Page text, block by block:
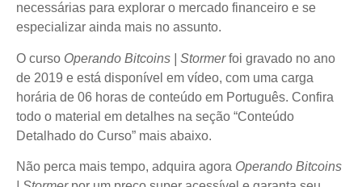
necessárias para explorar o mercado financeiro e se
especializar ainda mais no assunto.
O curso Operando Bitcoins | Stormerfoi gravado no ano
de 2019 e está disponível em vídeo, com uma carga
horária de 06 horas de conteúdo em Português. Confira
todo o material em detalhes na seção “Conteúdo
Detalhado do Curso” mais abaixo.
Não perca mais tempo, adquira agora Operando Bitcoins